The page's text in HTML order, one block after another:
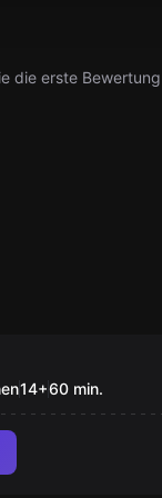
die erste
14+60 min.